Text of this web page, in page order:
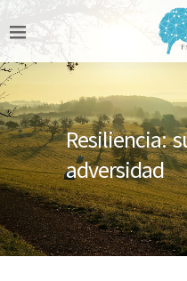
Resiliencia:
adversidad